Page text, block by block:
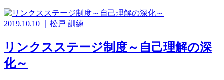
2019.10.10 松戸 訓練
リンクスステージ制度～自己理解の深
化～